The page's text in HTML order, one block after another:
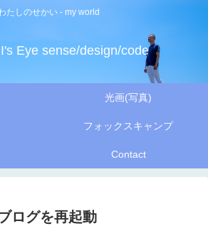
たしのせかい - my world
Eye sense/design/code
光画(写真)
フォックスキャンプ
Contact
ログを再起動